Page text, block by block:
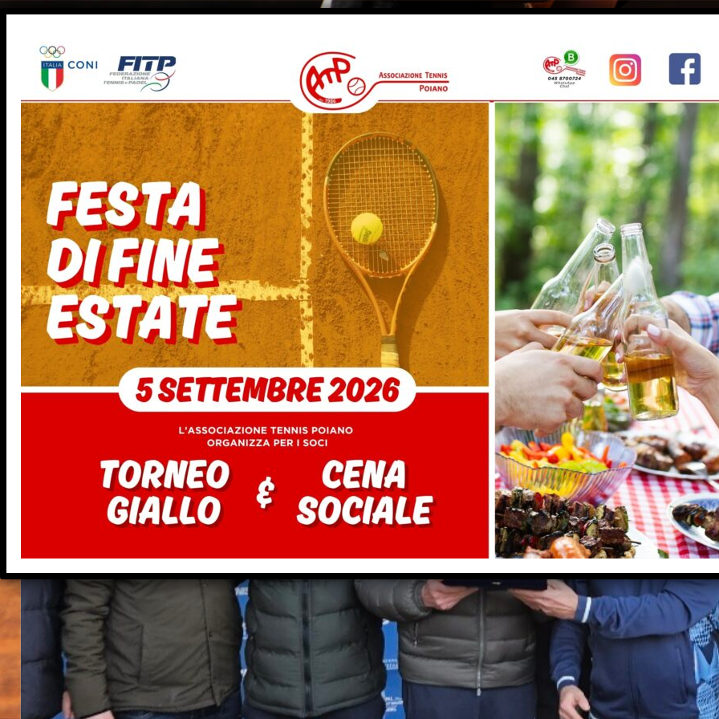
contenuto
dal 1983 a Verona
HOME IL CIRCOLO SCUOLA ATPNET INFO NEWS ED EVENTI TORNEI